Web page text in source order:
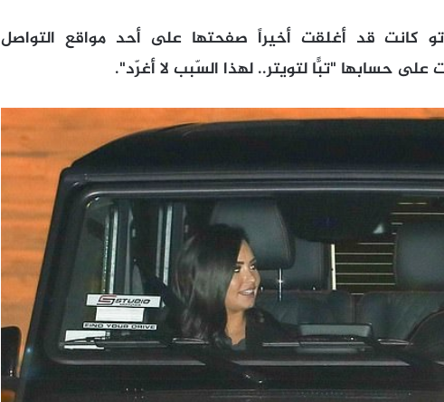
كانت قد أغلقت أخيراً صفحتها على أحد مواقع التواصل
حسابها "تبًّا لتويتر.. لهذا السّبب لا أغرّد".